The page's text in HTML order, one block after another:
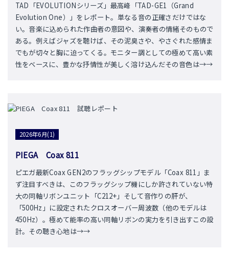
TAD「EVOLUTIONシリーズ」最高峰「TAD-GE1（Grand
Evolution One）」をレポート。単なる音の正確さだけではな
い。音楽に込められた作曲者の意図や、演奏者の情緒そのもので
ある。例えばジャズを聴けば、その泥臭さや、やさぐれた感情ま
でもが切々と胸に迫ってくる。モニター調としての極めて高い素
性をベースに、豊かな抒情性が美しく溶け込んだその音色は→→
2026年6月(1)
PIEGA Coax 811
ピエガ最新Coax GEN2のフラッグシップモデル「Coax 811」ま
ず注目すべきは、このフラッグシップ機にしか許されていない特
大の同軸リボンユニット「C212+」そして音作りの肝が、
「500Hz」に設定されたクロスオーバー周波数（他のモデルは
450Hz）。極めて能率の高い同軸リボンの実力を引き出すこの設
計。その聴き心地は→→